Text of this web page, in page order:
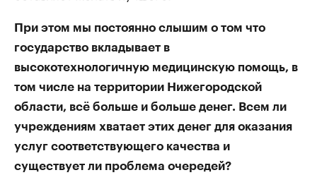
При этом мы постоянно слышим о том что
государство вкладывает в
высокотехнологичную медицинскую помощь, в
том числе на территории Нижегородской
области, всё больше и больше денег. Всем ли
учреждениям хватает этих денег для оказания
услуг соответствующего качества и
существует ли проблема очередей?